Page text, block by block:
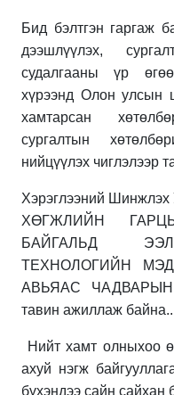
Бид бэлтгэн гаргаж
дээшлүүлэх,
судалгааны үр
хүрээнд Олон улсын
хамтарсан
сургалтын
нийцүүлэх чиглэлээр
Хэрэглээний
ХӨГЖЛИЙН
БАЙГАЛЬД
ТЕХНОЛОГИЙН
АВЬЯАС ЧАДВАРЫН
тавин ажиллаж байна..
Нийт хамт олныхоо
ахуй нэгж
бүхэндээ сайн сайхан